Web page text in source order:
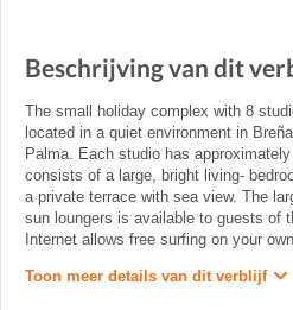
Beschrijving van dit
The small holiday complex with 8
located in a quiet environment in
Palma. Each studio has
consists of a large, bright living-
a private terrace with sea view. The
sun loungers is available to guests of
Internet allows free surfing on your
Toon meer details van dit verblijf